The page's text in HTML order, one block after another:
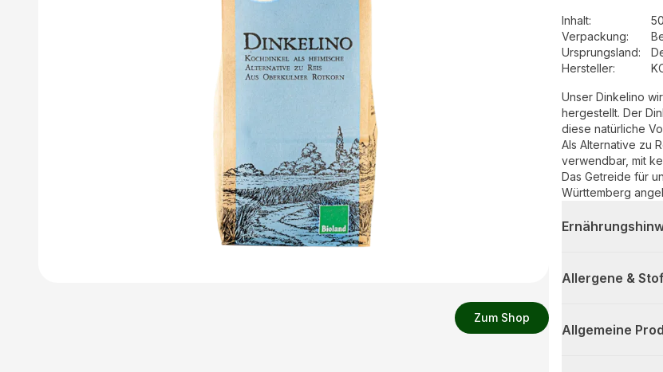
Zum Shop
Inhalt:
Verpackung:
Ursprungsland:
Hersteller:
Unser Dinkelino
hergestellt. Der
diese natürliche
Als Alternative zu
verwendbar, mit
Das Getreide für
Württemberg
Allergene &
Allgemeine